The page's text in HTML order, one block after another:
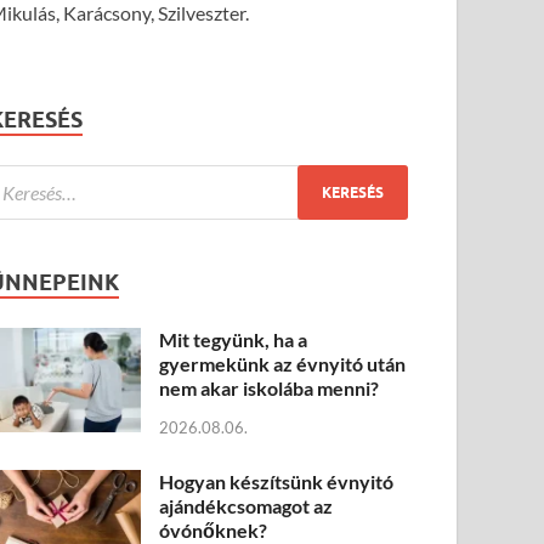
Karácsony, Szilveszter.
Mit tegyünk, ha a
gyermekünk az évnyitó után
nem akar iskolába menni?
2026.08.06.
Hogyan készítsünk évnyitó
ajándékcsomagot az
óvónőknek?